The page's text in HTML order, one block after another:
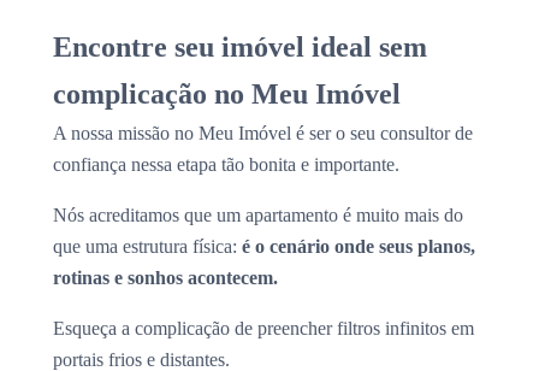
Encontre seu imóvel ideal sem
complicação no Meu Imóvel
A nossa missão no Meu Imóvel é ser o seu consultor de
confiança nessa etapa tão bonita e importante.
Nós acreditamos que um apartamento é muito mais do
que uma estrutura física: é o cenário onde seus planos,
rotinas e sonhos acontecem.
Esqueça a complicação de preencher filtros infinitos em
portais frios e distantes.